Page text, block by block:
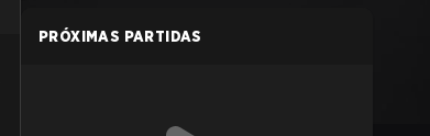
PRÓXIMAS PARTIDAS